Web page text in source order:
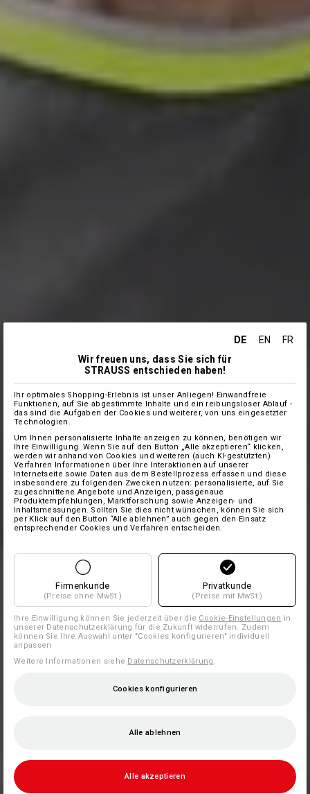
DE EN
FR
Wir freuen uns, dass Sie sich für
STRAUSS entschieden haben!
Ihr optimales Shopping-Erlebnis ist unser Anliegen! Einwandfreie
Funktionen, auf Sie abgestimmte Inhalte und ein reibungsloser Ablauf -
das sind die Aufgaben der Cookies und weiterer, von uns eingesetzter
Technologien.
Um Ihnen personalisierte Inhalte anzeigen zu können, benötigen wir
Ihre Einwilligung. Wenn Sie auf den Button „Alle akzeptieren“ klicken,
werden wir anhand von Cookies und weiteren (auch KI-gestützten)
Verfahren Informationen über Ihre Interaktionen auf unserer
Internetseite sowie Daten aus dem Bestellprozess erfassen und diese
insbesondere zu folgenden Zwecken nutzen: personalisierte, auf Sie
zugeschnittene Angebote und Anzeigen, passgenaue
Produktempfehlungen, Marktforschung sowie Anzeigen- und
Inhaltsmessungen. Sollten Sie dies nicht wünschen, können Sie sich
per Klick auf den Button “Alle ablehnen” auch gegen den Einsatz
entsprechender Cookies und Verfahren entscheiden.
Firmenkunde
(Preise ohne MwSt.)
Privatkunde
(Preise mit MwSt.)
Ihre Einwilligung können Sie jederzeit über die Cookie-Einstellungen in
unserer Datenschutzerklärung für die Zukunft widerrufen. Zudem
können Sie Ihre Auswahl unter "Cookies konfigurieren" individuell
anpassen
Weitere Informationen siehe Datenschutzerklärung.
Cookies konfigurieren
Alle ablehnen
Alle akzeptieren